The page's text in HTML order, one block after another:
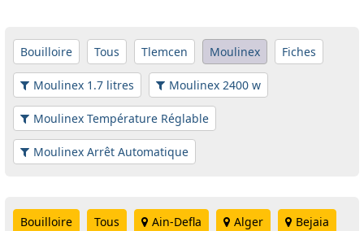
Bouilloire Tous Tlemcen Moulinex Fiches
Moulinex 1.7 litres Moulinex 2400 w
Moulinex Température Réglable
Moulinex Arrêt Automatique
Bouilloire Tous Ain-Defla Alger Bejaia